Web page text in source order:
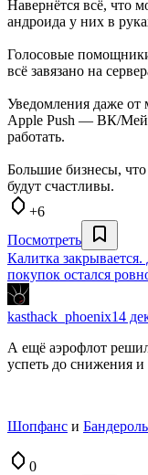
Навернётся всё, что
андроида у них в
Голосовые
всё завязано на
Уведомления даже от
Apple Push — ВК/
работать.
Большие бизнесы,
будут счастливы.
+6
Посмотреть
Калитка
покупок остался
kasthack_phoenix14
А ещё аэрофлот
успеть до снижения и
Шопфанс и
0